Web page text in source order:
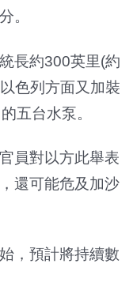
。
長約300英里(約
色列方面又加裝
五台水泵。
員對以方此舉表
還可能危及加沙
，預計將持續數